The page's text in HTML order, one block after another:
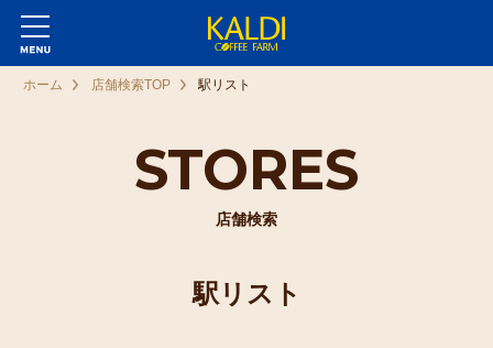
STORES
店舗検索
ホーム 店舗検索TOP 駅リスト
駅リスト